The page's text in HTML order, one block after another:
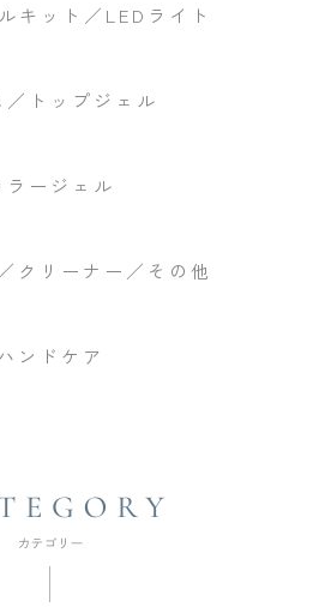
キット／LEDライト
／トップジェル
ラージェル
クリーナー／その他
ンドケア